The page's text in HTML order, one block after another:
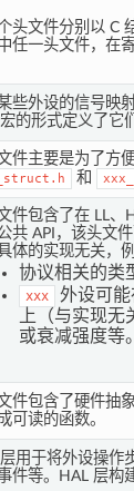
头文件分别以 C
任一头文件，在
些外设的信号映
的形式定义了它
件主要是为了方
和
件包含了在 LL、
共 API，该头文
体的实现无关，例
协议相关的类
xxx
外设可
上（与实现
或衰减强度等。
件包含了硬件抽
可读的函数。
用于将外设操作
件等。HAL 层构